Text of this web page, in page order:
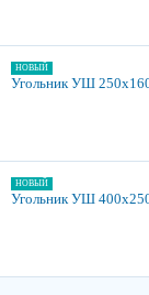
НОВЫЙ
Угольник УШ
НОВЫЙ
Угольник УШ